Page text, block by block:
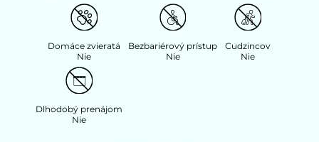
Domáce zvieratá
Nie
Bezbariérový prístup
Nie
Cudzincov
Nie
Dlhodobý prenájom
Nie